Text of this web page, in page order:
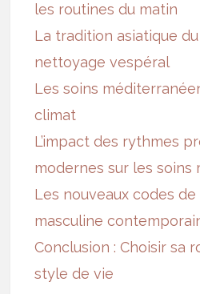
les routines du matin
La tradition asiatique
nettoyage vespéral
Les soins
climat
L’impact des rythmes
modernes sur les soins
Les nouveaux codes
masculine
Conclusion : Choisir sa
style de vie